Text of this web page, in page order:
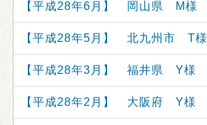
【平成28年6月】 岡山県 M様
【平成28年5月】 北九州市 T様
【平成28年3月】 福井県 Y様
【平成28年2月】 大阪府 Y様